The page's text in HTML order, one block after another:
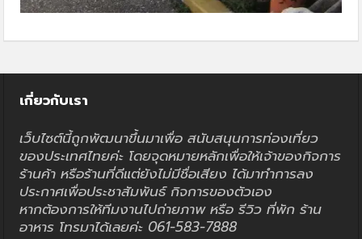
เกี่ยวกับเรา
เว็บไซต์นี้ถูกพัฒนาขึ้นมาเพื่อ สนับสนุนการท่องเที่ยว
ของประเทศไทยค่ะ โดยจุดหมายหลักเพื่อให้เจ้าของกิจการ
ร้านค้า หรือร้านที่ดีแต่ยังไม่มีชื่อเสียง ได้มาทำการลง
ประกาศเพื่อประชาสัมพันธ์ กิจการของตัวเอง
หากต้องการให้ทีมงานไปถ่ายภาพ หรือ รีวิว ที่พัก ร้าน
อาหาร โทรมาได้เลยค่ะ 061-583-7888